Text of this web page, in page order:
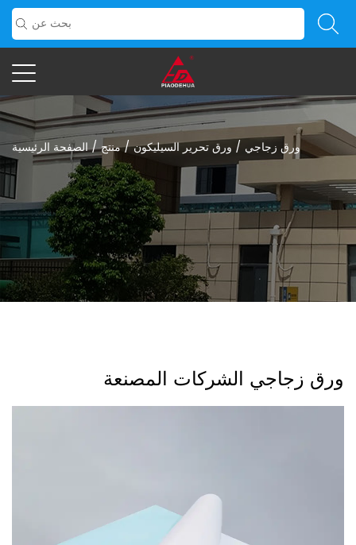
الصفحة الرئيسية/منتج/ورق تحرير السيليكون / ورق زجاجي
ورق زجاجي الشركات المصنعة